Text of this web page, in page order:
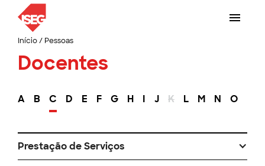
Início/ Pessoas
Docentes
A B C D E F G H I J K L M N O
Prestação de Serviços